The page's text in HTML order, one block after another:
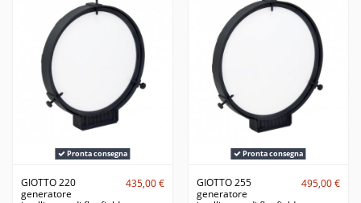
Pronta consegna
GIOTTO 220
generatore
435,00 €
Pronta consegna
GIOTTO 255
generatore
495,00 €